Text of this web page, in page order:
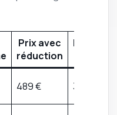
Prix avec
réduction
489 € 30 %